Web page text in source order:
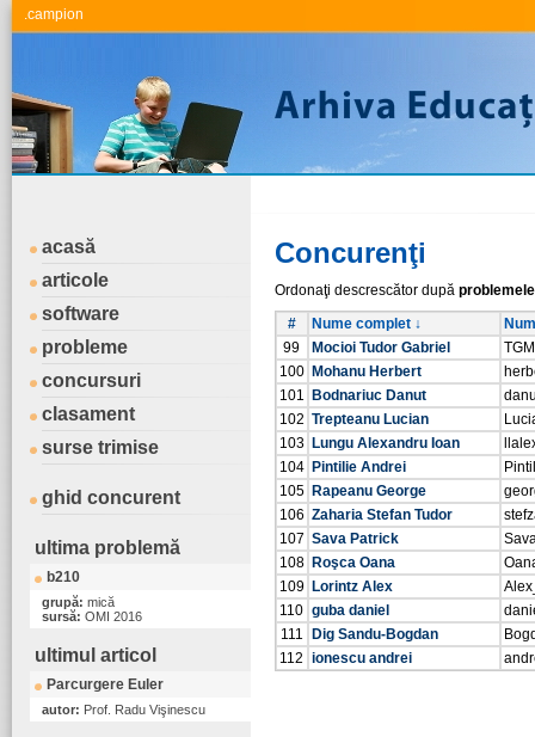
.campion
acasă
articole
software
probleme
concursuri
clasament
surse trimise
ghid concurent
ultima problemă
b210
grupă: mică
sursă: OMI 2016
ultimul articol
Parcurgere Euler
autor: Prof. Radu Vişinescu
Concurenţi
Ordonaţi descrescător după
#
Nume complet ↓
99
Mocioi Tudor Gabriel
100 Mohanu Herbert
101
Bodnariuc Danut
102 Trepteanu Lucian
103 Lungu Alexandru Ioan
104 Pintilie Andrei
105 Rapeanu George
106 Zaharia Stefan Tudor
107 Sava Patrick
108 Roşca Oana
109 Lorintz Alex
110 guba daniel
111
Dig Sandu-Bogdan
112 ionescu andrei